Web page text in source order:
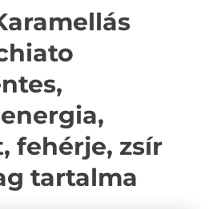
fehérje, zsír
tartalma